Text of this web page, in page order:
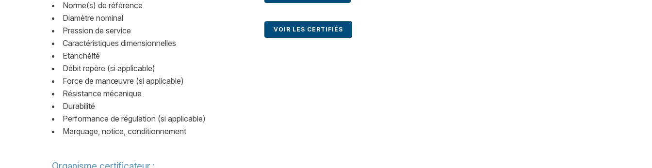
Norme(s) de référence
Diamètre nominal
Pression de service
Caractéristiques dimensionnelles
Etanchéité
Débit repère (si applicable)
Force de manœuvre (si applicable)
Résistance mécanique
Durabilité
Performance de régulation (si applicable)
Marquage, notice, conditionnement
VOIR LES CERTIFIÉS